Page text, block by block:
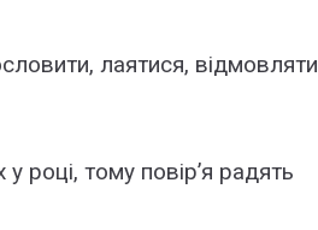
лаятися, відмовляти
році, тому повір’я радять